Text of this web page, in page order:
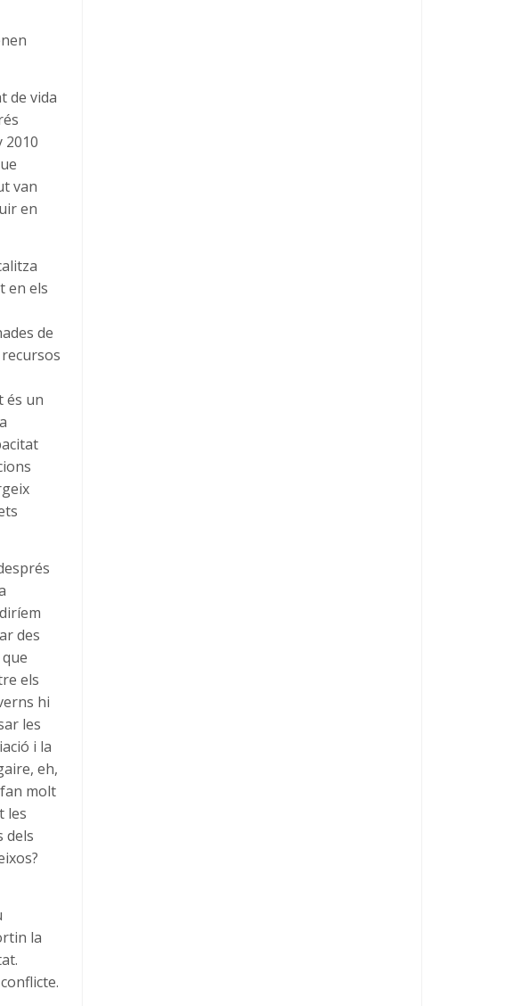
de vida
2010
van
en
en els
de
és un
des
els
hi
les
i la
eh,
molt
les
dels
la